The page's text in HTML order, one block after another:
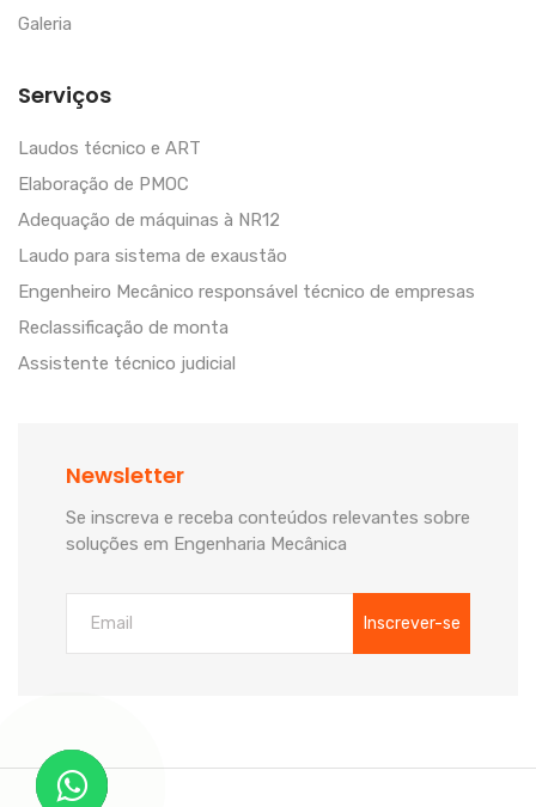
Galeria
Serviços
Laudos técnico e ART
Elaboração de PMOC
Adequação de máquinas à NR12
Laudo para sistema de exaustão
Engenheiro Mecânico responsável técnico de empresas
Reclassificação de monta
Assistente técnico judicial
Newsletter
Se inscreva e receba conteúdos relevantes sobre
soluções em Engenharia Mecânica
Inscrever-se